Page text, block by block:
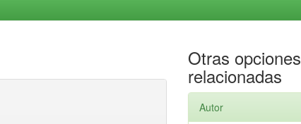
Otras opciones
relacionadas
Autor